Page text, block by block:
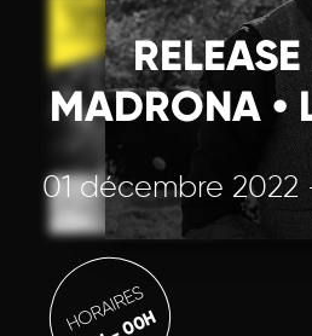
MADRONA •
01 décembre
HORAIRES